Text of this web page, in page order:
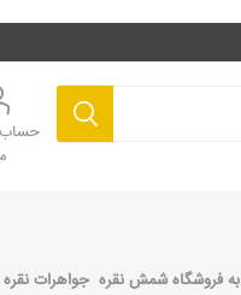
حساب
به فروشگاه شمش نقره جواهرات